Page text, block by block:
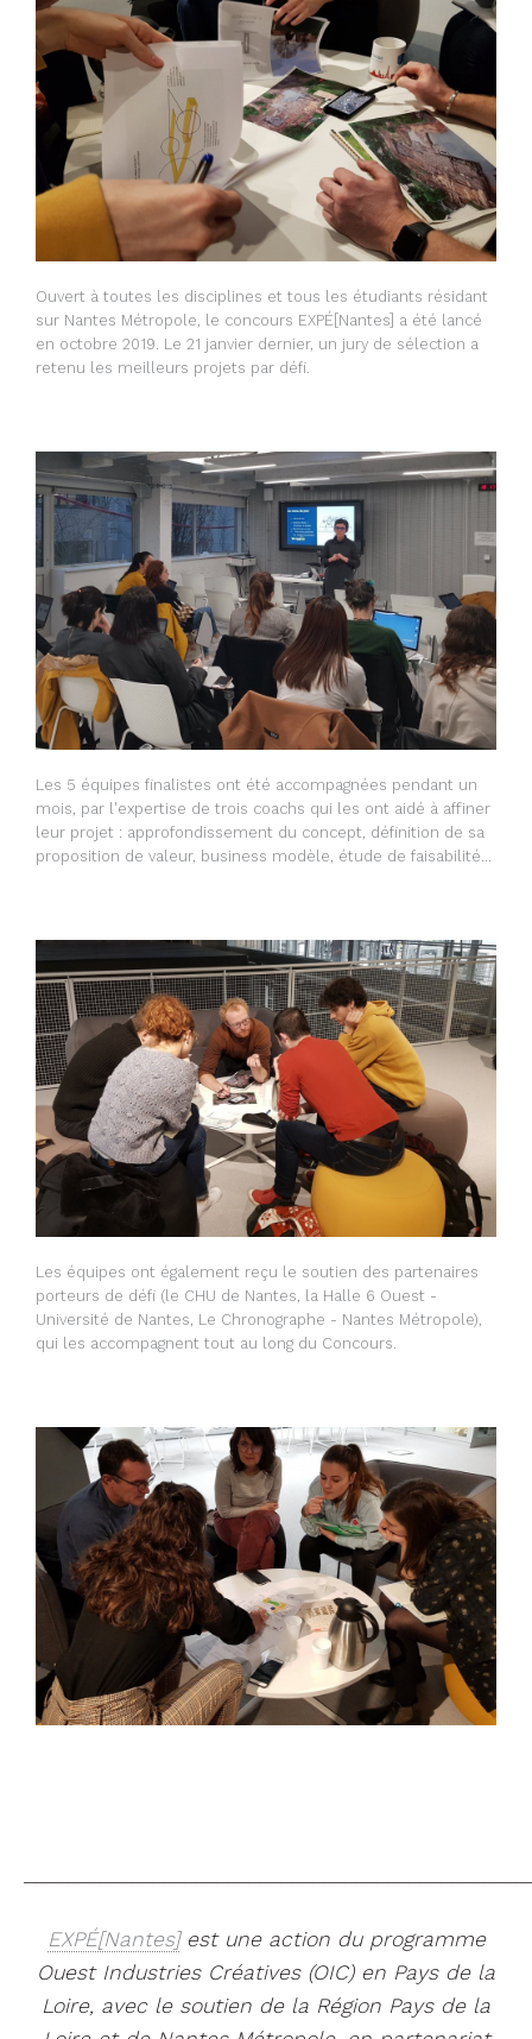
Ouvert à toutes les disciplines et tous les étudiants résidant
sur Nantes Métropole, le concours EXPÉ[Nantes] a été lancé
en octobre 2019. Le 21 janvier dernier, un jury de sélection a
retenu les meilleurs projets par défi.
Les 5 équipes finalistes ont été accompagnées pendant un
mois, par l'expertise de trois coachs qui les ont aidé à affiner
leur projet : approfondissement du concept, définition de sa
proposition de valeur, business modèle, étude de faisabilité...
Les équipes ont également reçu le soutien des partenaires
porteurs de défi (le CHU de Nantes, la Halle 6 Ouest -
Université de Nantes, Le Chronographe - Nantes Métropole),
qui les accompagnent tout au long du Concours.
EXPÉ[Nantes]est une action du programme
Ouest Industries Créatives (OIC) en Pays de la
Loire, avec le soutien de la Région Pays de la